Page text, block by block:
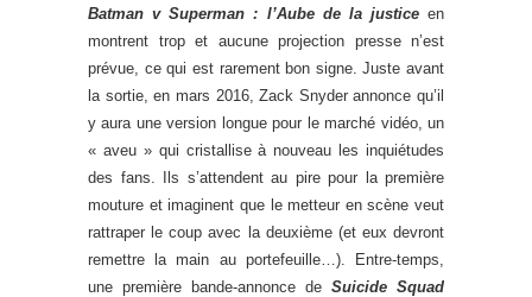
Batman v Superman : l’Aube de la justiceen
montrent trop et aucune projection presse n’est
prévue, ce qui est rarement bon signe. Juste avant
la sortie, en mars 2016, Zack Snyder annonce qu’il
y aura une version longue pour le marché vidéo, un
« aveu » qui cristallise à nouveau les inquiétudes
des fans. Ils s’attendent au pire pour la première
mouture et imaginent que le metteur en scène veut
rattraper le coup avec la deuxième (et eux devront
remettre la main au portefeuille…). Entre-temps,
une première bande-annonce de Suicide Squad